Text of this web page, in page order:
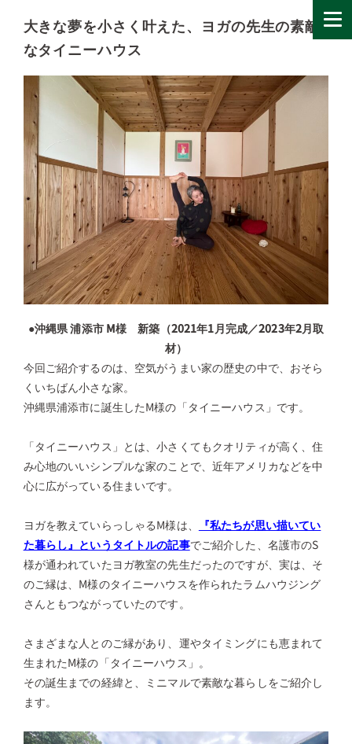
大きな夢を小さく叶えた、ヨガの先生の素敵
なタイニーハウス
●沖縄県 浦添市 M様 新築（2021年1月完成／2023年2月取
材）
今回ご紹介するのは、空気がうまい家の歴史の中で、おそら
くいちばん小さな家。
沖縄県浦添市に誕生したM様の「タイニーハウス」です。
「タイニーハウス」とは、小さくてもクオリティが高く、住
み心地のいいシンプルな家のことで、近年アメリカなどを中
心に広がっている住まいです。
ヨガを教えていらっしゃるM様は、
『私たちが思い描いてい
た暮らし』というタイトルの記事でご紹介した、名護市のS
様が通われていたヨガ教室の先生だったのですが、実は、そ
のご縁は、M様のタイニーハウスを作られたラムハウジング
さんともつながっていたのです。
さまざまな人とのご縁があり、運やタイミングにも恵まれて
生まれたM様の「タイニーハウス」。
その誕生までの経緯と、ミニマルで素敵な暮らしをご紹介し
ます。